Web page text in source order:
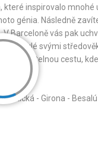
inspirovalo mnohé
génia. Následně
Barceloně vás pak
proslulé svými
cestu,
- Girona - Besalú